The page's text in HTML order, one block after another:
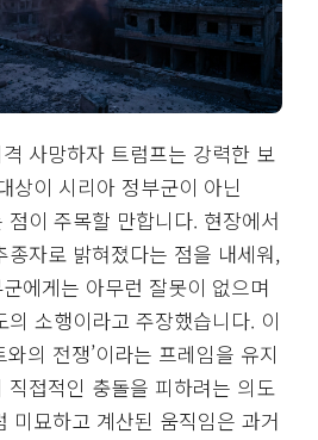
사망하자 트럼프는 강력한 보
상이 시리아 정부군이 아닌
점이 주목할 만합니다. 현장에서
자로 밝혀졌다는 점을 내세워,
에게는 아무런 잘못이 없으며
소행이라고 주장했습니다. 이
의 전쟁’이라는 프레임을 유지
직접적인 충돌을 피하려는 의도
미묘하고 계산된 움직임은 과거